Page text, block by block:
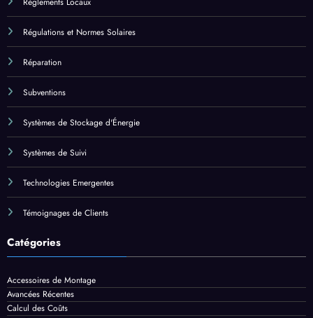
Politiques de Subventions
Règlements Locaux
Régulations et Normes Solaires
Réparation
Subventions
Systèmes de Stockage d'Énergie
Systèmes de Suivi
Témoignages de Clients
Catégories